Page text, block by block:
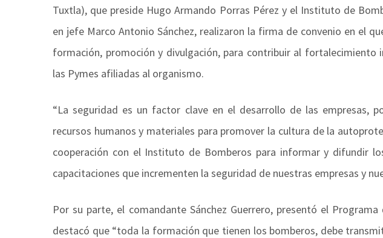
Tuxtla), que preside Hugo Armando Porras Pérez y el Instituto de
en jefe Marco Antonio Sánchez, realizaron la firma de convenio en el
formación, promoción y divulgación, para contribuir al fortalecimiento
las Pymes afiliadas al organismo.
“La seguridad es un factor clave en el desarrollo de las empresas,
recursos humanos y materiales para promover la cultura de la
cooperación con el Instituto de Bomberos para informar y difundir
capacitaciones que incrementen la seguridad de nuestras empresas y
Por su parte, el comandante Sánchez Guerrero, presentó el
destacó que “toda la formación que tienen los bomberos, debe